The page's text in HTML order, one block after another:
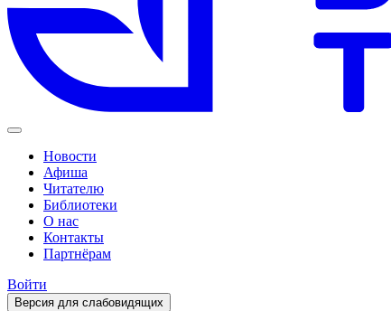
Новости
Афиша
Читателю
Библиотеки
О нас
Контакты
Партнёрам
Войти
Версия для слабовидящих